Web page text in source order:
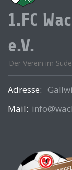
1.FC
e.V.
Der Verein im
Adresse:
Mail: